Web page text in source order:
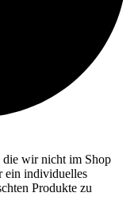
die wir nicht im Shop
ein individuelles
Produkte zu